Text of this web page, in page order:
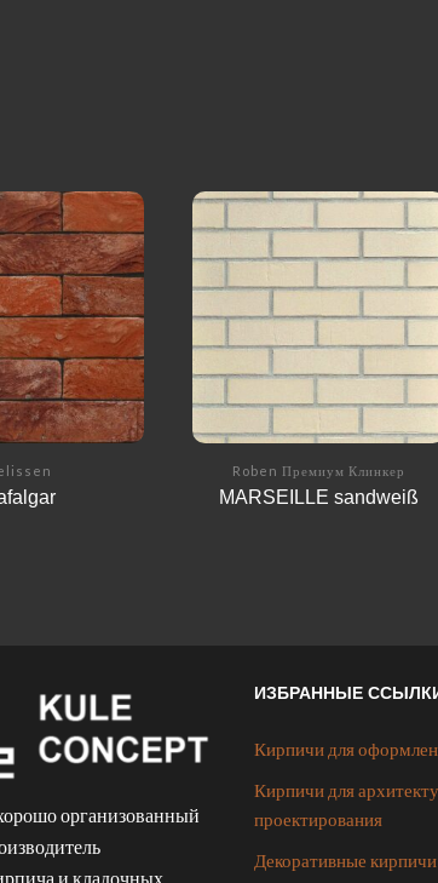
Roben Премиум Клинкер
MARSEILLE sandweiß
организованный
и кладочных
ИЗБРАННЫЕ
Кирпичи для
Кирпичи для
проектирования
Декоративные кирпичи